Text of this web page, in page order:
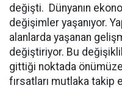
değişti. Dünyanın
değişimler yaşanıyor.
alanlarda yaşanan
değiştiriyor. Bu
gittiği noktada
fırsatları mutlaka takip